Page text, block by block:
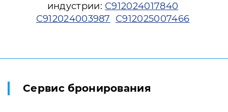
индустрии: С912024017840
С912024003987 С912025007466
Сервис бронирования